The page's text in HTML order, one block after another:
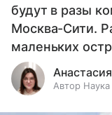
будут в разы
Москва-Сити.
маленьких
Автор Наука